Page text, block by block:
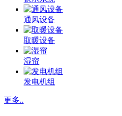
通风设备
取暖设备
湿帘
发电机组
更多..